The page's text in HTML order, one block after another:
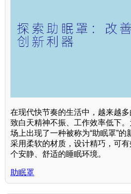
在现代快节奏的生活中，越来越
致白天精神不振、工作效率低下
场上出现了一种被称为“助眠罩”的
采用柔软的材质，设计精巧，可
个安静、舒适的睡眠环境。
助眠罩